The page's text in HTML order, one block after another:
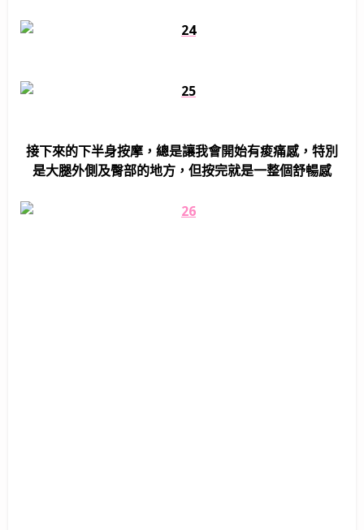
接下來的下半身按摩，總是讓我會開始有痠痛感，特別
是大腿外側及臀部的地方，但按完就是一整個舒暢感